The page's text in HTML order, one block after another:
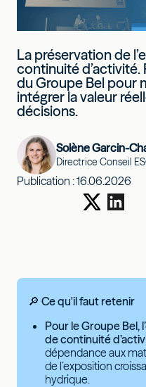
La préservation de
continuité
du Groupe Bel pour
intégrer la valeur
décisions.
Solène Garcin-
Directrice Conseil
Publication :16.06.2026
🔎 Ce qu'il faut retenir
Pour le Groupe Bel,
de continuité
dépendance aux
de l’exposition
hydrique.